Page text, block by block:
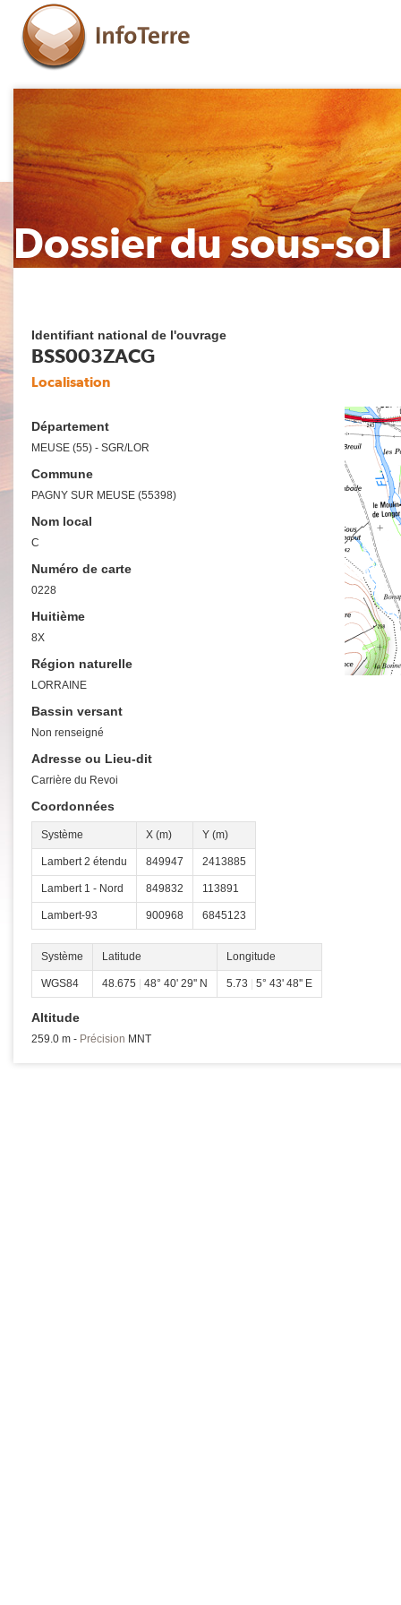
Dossier du sous-sol
Identifiant national de l'ouvrage
BSS003ZACG
Localisation
Département
MEUSE (55) - SGR/LOR
Commune
PAGNY SUR MEUSE (55398)
Nom local
C
Numéro de carte
0228
Huitième
8X
Région naturelle
LORRAINE
Bassin versant
Non renseigné
Adresse ou Lieu-dit
Carrière du Revoi
Coordonnées
Système X (m) Y (m)
Lambert 2 étendu 849947 2413885
Lambert 1 - Nord 849832 113891
Lambert-93 900968 6845123
Système Latitude Longitude
WGS84 48.675 48° 40' 29'' N 5.73 5° 43' 48'' E
Altitude
259.0 m - Précision MNT